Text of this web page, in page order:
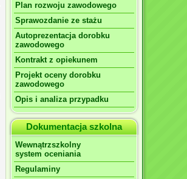
Plan rozwoju zawodowego
Sprawozdanie ze stażu
Autoprezentacja dorobku
zawodowego
Kontrakt z opiekunem
Projekt oceny dorobku
zawodowego
Opis i analiza przypadku
Dokumentacja szkolna
Wewnątrzszkolny
system oceniania
Regulaminy